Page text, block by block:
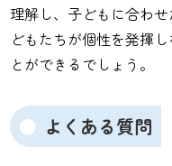
理解し、子どもに合わ
どもたちが個性を発揮
とができるでしょう。
よくある質問